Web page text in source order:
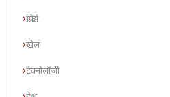
क्रिप्टो
खेल
टेक्नोलॉजी